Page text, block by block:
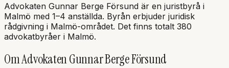
Advokaten Gunnar Berge Försund är en juristbyrå i
Malmö med 1–4 anställda. Byrån erbjuder juridisk
rådgivning i Malmö-området. Det finns totalt 380
advokatbyråer i Malmö.
OmAdvokaten Gunnar Berge Försund